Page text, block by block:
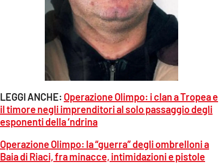
LEGGI ANCHE: Operazione Olimpo: i clan a Tropea e
il timore negli imprenditori al solo passaggio degli
esponenti della ‘ndrina
Operazione Olimpo: la “guerra” degli ombrelloni a
Baia di Riaci, fra minacce, intimidazioni e pistole